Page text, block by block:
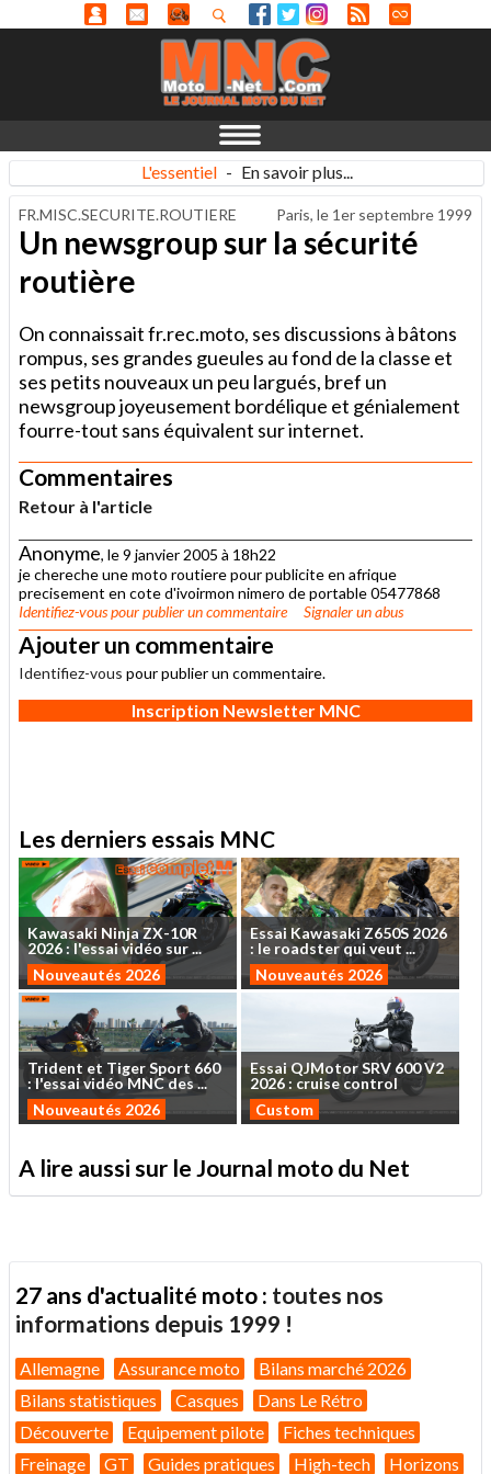
L'essentiel - En savoir plus...
FR.MISC.SECURITE.ROUTIERE Paris, le 1er septembre 1999
Un newsgroup sur la sécurité
routière
On connaissait fr.rec.moto, ses discussions à bâtons
rompus, ses grandes gueules au fond de la classe et
ses petits nouveaux un peu largués, bref un
newsgroup joyeusement bordélique et génialement
fourre-tout sans équivalent sur internet.
Commentaires
Retour à l'article
Anonyme, le 9 janvier 2005 à 18h22
je chereche une moto routiere pour publicite en afrique
precisement en cote d'ivoirmon nimero de portable 05477868
Identifiez-vouspour publier un commentaire Signaler un abus
Ajouter un commentaire
Identifiez-vous pour publier un commentaire.
Inscription Newsletter MNC
Les derniers essais MNC
Kawasaki NinjaZX-10R
2026: l'essaividéo sur...
Nouveautés 2026
Essai KawasakiZ650S 2026
: le roadsterquiveut ...
Nouveautés 2026
Trident et TigerSport 660
: l'essaividéoMNCdes...
Nouveautés 2026
EssaiQJMotorSRV 600V2
2026 : cruise control
Custom
A lire aussi sur le Journal moto du Net
27 ans d'actualité moto : toutes nos
informations depuis 1999 !
Allemagne Assurance moto
Bilans marché 2026
Bilans statistiques
Casques
Dans Le Rétro
Découverte
Equipement pilote
Fiches techniques
Freinage
GT Guides pratiques High-tech Horizons